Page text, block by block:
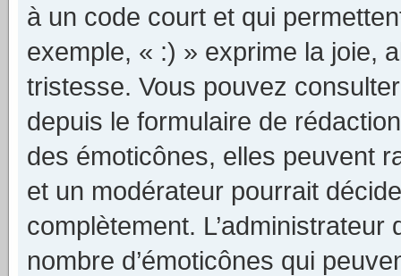
à un code court et qui
exemple, « :) » exprime la joie,
tristesse. Vous pouvez
depuis le formulaire de
des émoticônes, elles peuvent
et un modérateur pourrait
complètement.
nombre d’émoticônes qui